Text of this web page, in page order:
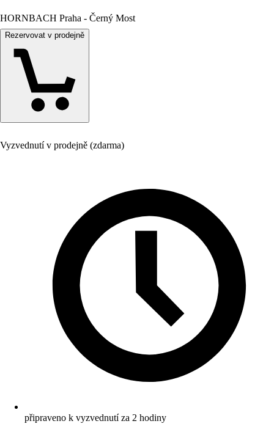
HORNBACH Praha - Černý Most
Rezervovat v prodejně
Vyzvednutí v prodejně (zdarma)
připraveno k vyzvednutí za 2 hodiny